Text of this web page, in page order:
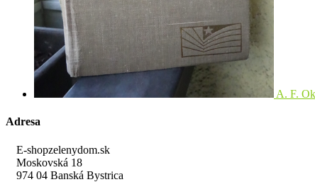
A. F.
Adresa
E-shopzelenydom.sk
Moskovská 18
974 04 Banská Bystrica